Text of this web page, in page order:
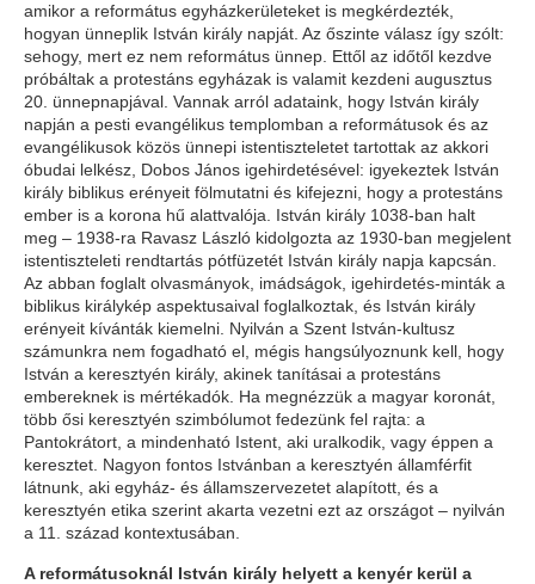
amikor a református egyházkerületeket is megkérdezték,
hogyan ünneplik István király napját. Az őszinte válasz így szólt:
sehogy, mert ez nem református ünnep. Ettől az időtől kezdve
próbáltak a protestáns egyházak is valamit kezdeni augusztus
20. ünnepnapjával. Vannak arról adataink, hogy István király
napján a pesti evangélikus templomban a reformátusok és az
evangélikusok közös ünnepi istentiszteletet tartottak az akkori
óbudai lelkész, Dobos János igehirdetésével: igyekeztek István
király biblikus erényeit fölmutatni és kifejezni, hogy a protestáns
ember is a korona hű alattvalója. István király 1038-ban halt
meg – 1938-ra Ravasz László kidolgozta az 1930-ban megjelent
istentiszteleti rendtartás pótfüzetét István király napja kapcsán.
Az abban foglalt olvasmányok, imádságok, igehirdetés-minták a
biblikus királykép aspektusaival foglalkoztak, és István király
erényeit kívánták kiemelni. Nyilván a Szent István-kultusz
számunkra nem fogadható el, mégis hangsúlyoznunk kell, hogy
István a keresztyén király, akinek tanításai a protestáns
embereknek is mértékadók. Ha megnézzük a magyar koronát,
több ősi keresztyén szimbólumot fedezünk fel rajta: a
Pantokrátort, a mindenható Istent, aki uralkodik, vagy éppen a
keresztet. Nagyon fontos Istvánban a keresztyén államférfit
látnunk, aki egyház- és államszervezetet alapított, és a
keresztyén etika szerint akarta vezetni ezt az országot – nyilván
a 11. század kontextusában.
A reformátusoknál István király helyett a kenyér kerül a